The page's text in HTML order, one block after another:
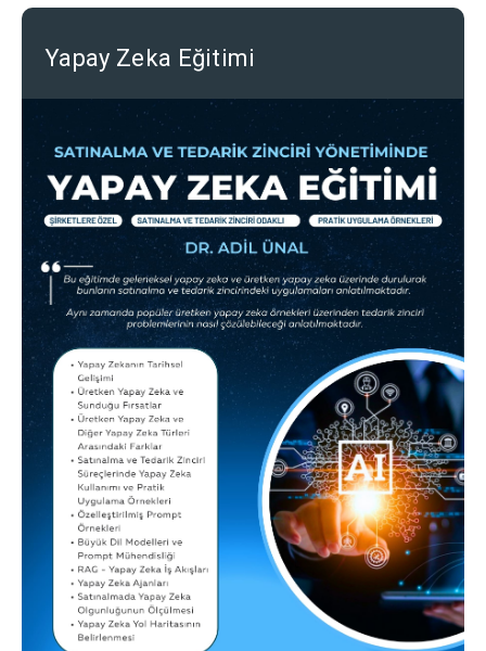
Yapay Zeka Eğitimi